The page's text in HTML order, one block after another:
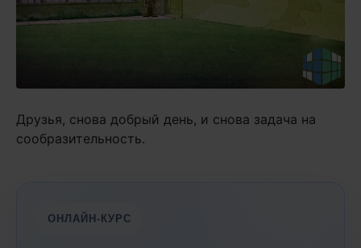
Друзья, снова добрый день, и снова задача на
сообразительность.
ОНЛАЙН-КУРС